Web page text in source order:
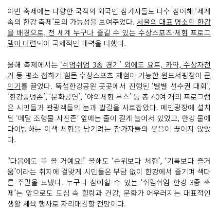
는 마
음
과 함
께 특
별
한 도
전
어
준
다
본
격
적
인 축
제
를 앞
두
고 뚝
섬
한
공
원 일
원
에
는 서
울
시 따
릉
이번 축제에는 다양한 국적의 외국인 참가자들도 다수 참여해 ‘세계
속의 한강 축제’로의 가능성을 보여주었다. 서울의 대표 명소인 한강
을 배경으로, 전 세계 누구나 즐길 수 있는 수상스포츠·체험 프로그
램이 마련되어 국제적인 매력을 더했다.
올해 축제에서는 ‘쉬엄쉬엄 3종 경기’ 외에도 요트, 카약, 수상자전
거 등 평소 접하기 힘든 수상스포츠 체험이 가능한 윈드서핑장이 큰
인기를 끌었다. 뚝섬한강공원 곳곳에서 진행된 ‘별별 선수권 대회’,
‘한강풍덩존’, ‘문화공연’, ‘야외체험 부스’ 등 총 40여 개의 프로그램
은 시민들과 관광객들의 눈과 발길을 사로잡았다. 메인광장에 설치
된 ‘메달 조형물 사진존’ 앞에는 줄이 길게 늘어서 있었고, 한강 물에
다이빙하는 이색 체험을 남기려는 참가자들의 웃음이 끊이지 않았
다.
“다음에도 꼭 올 거예요!” 올해도 ‘순위보다 체험’, ‘기록보다 즐거
움’이라는 취지에 걸맞게 시민들은 부담 없이 한강에서 즐기며 색다
른 주말을 보냈다. 누구나 참여할 수 있는 ‘쉬엄쉬엄 한강 3종 축
제’는 앞으로도 도심 속 힐링과 건강, 문화가 어우러지는 대표적인
생활 체육 행사로 자리매김할 전망이다.